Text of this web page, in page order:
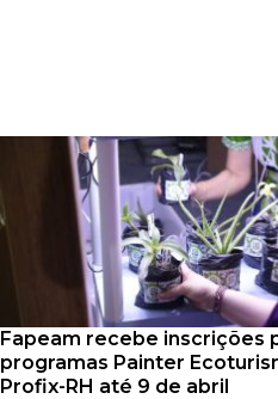
Fapeam recebe inscrições
programas Painter
Profix-RH até 9 de abril